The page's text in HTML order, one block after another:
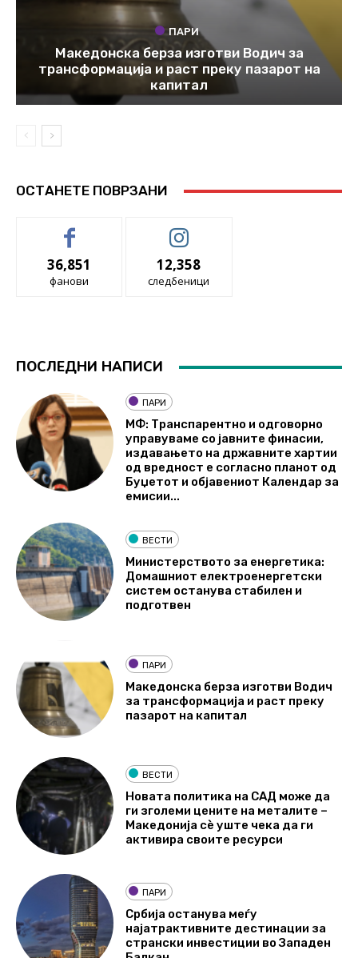
ПАРИ
Македонска берза изготви Водич за
трансформација и раст преку пазарот на
капитал
ОСТАНЕТЕ ПОВРЗАНИ
36,851
фанови
12,358
следбеници
ПОСЛЕДНИ НАПИСИ
ПАРИ
МФ: Транспарентно и одговорно
управуваме со јавните финасии,
издавањето на државните хартии
од вредност е согласно планот од
Буџетот и објавениот Календар за
емисии...
ВЕСТИ
Министерството за енергетика:
Домашниот електроенергетски
систем останува стабилен и
подготвен
ПАРИ
Македонска берза изготви Водич
за трансформација и раст преку
пазарот на капитал
ВЕСТИ
Новата политика на САД може да
ги зголеми цените на металите –
Македонија сè уште чека да ги
активира своите ресурси
ПАРИ
Србија останува меѓу
најатрактивните дестинации за
странски инвестиции во Западен